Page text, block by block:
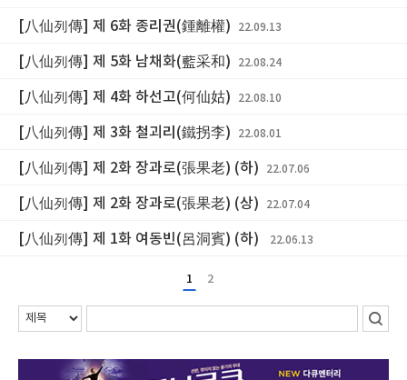
[八仙列傳] 제 6화 종리권(鍾離權) 22.09.13
[八仙列傳] 제 5화 남채화(藍采和) 22.08.24
[八仙列傳] 제 4화 하선고(何仙姑) 22.08.10
[八仙列傳] 제 3화 철괴리(鐵拐李) 22.08.01
[八仙列傳] 제 2화 장과로(張果老) (하) 22.07.06
[八仙列傳] 제 2화 장과로(張果老) (상) 22.07.04
[八仙列傳] 제 1화 여동빈(呂洞賓) (하) 22.06.13
1 2